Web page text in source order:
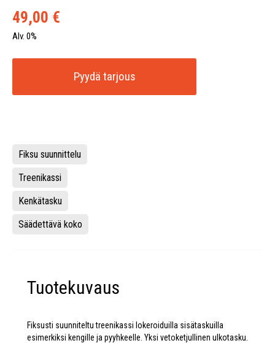
49,00 €
Alv. 0%
Pyydä tarjous
Fiksu suunnittelu
Treenikassi
Kenkätasku
Säädettävä koko
Tuotekuvaus
Fiksusti suunniteltu treenikassi lokeroiduilla sisätaskuilla
esimerkiksi kengille ja pyyhkeelle. Yksi vetoketjullinen ulkotasku.